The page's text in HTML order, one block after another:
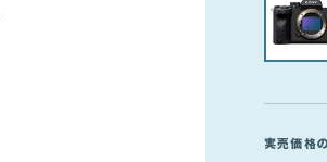
実売価格